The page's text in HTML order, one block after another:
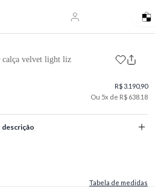
calça velvet light liz
R$ 3.190,90
Ou 5x de R$ 638.18
descrição
Tabela de medidas